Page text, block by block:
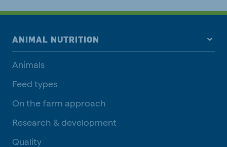
ANIMAL NUTRITION
Animals
Feed types
On the farm approach
Research & development
Quality